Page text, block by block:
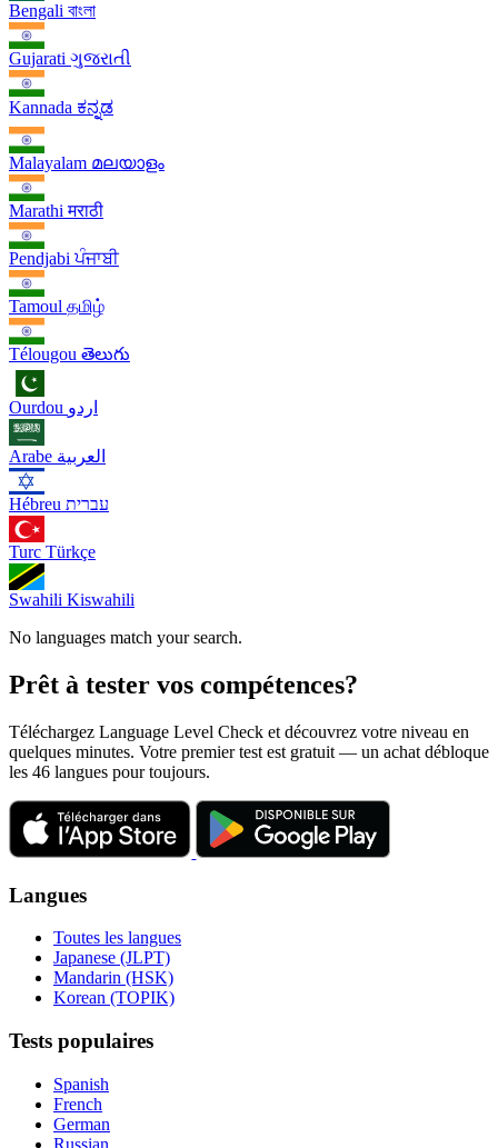
Bengali বাংলা
Gujarati ગુજરાતી
Kannada ಕನ್ನಡ
Malayalam മലയാളം
Marathi मराठी
Pendjabi ਪੰਜਾਬੀ
Tamoul தமிழ்
Télougou తెలుగు
Ourdou اردو
Arabe العربية
Hébreu עברית
Turc Türkçe
Swahili Kiswahili
No languages match your search.
Prêt à tester vos compétences?
Téléchargez Language Level Check et découvrez votre niveau en
quelques minutes. Votre premier test est gratuit — un achat débloque
les 46 langues pour toujours.
Langues
Toutes les langues
Japanese (JLPT)
Mandarin (HSK)
Korean (TOPIK)
Tests populaires
Spanish
French
German
Russian